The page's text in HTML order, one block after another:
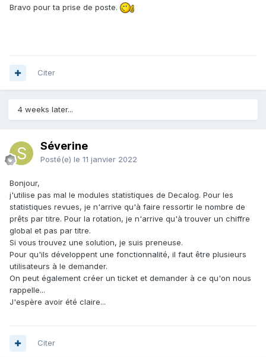
Bravo pour ta prise de poste.
Citer
4 weeks later...
Séverine
Posté(e) le 11 janvier 2022
Bonjour,
j'utilise pas mal le modules statistiques de Decalog. Pour les
statistiques revues, je n'arrive qu'à faire ressortir le nombre de
prêts par titre. Pour la rotation, je n'arrive qu'à trouver un chiffre
global et pas par titre.
Si vous trouvez une solution, je suis preneuse.
Pour qu'ils développent une fonctionnalité, il faut être plusieurs
utilisateurs à le demander.
On peut également créer un ticket et demander à ce qu'on nous
rappelle...
J'espère avoir été claire...
Citer